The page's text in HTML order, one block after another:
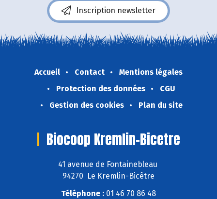
Inscription newsletter
Accueil Contact
Mentions légales
Protection des données
CGU
Gestion des cookies
Plan du site
Biocoop Kremlin-Bicetre
41 avenue de Fontainebleau
94270 Le Kremlin-Bicêtre
Téléphone : 01 46 70 86 48